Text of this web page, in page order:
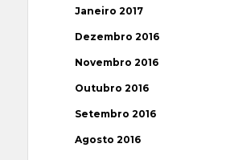
Janeiro 2017
Dezembro 2016
Novembro 2016
Outubro 2016
Setembro 2016
Agosto 2016